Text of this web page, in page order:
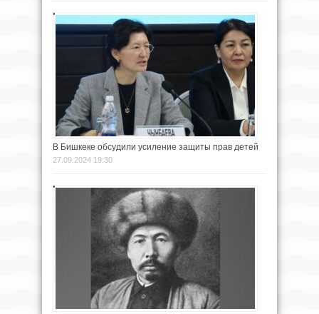
В Бишкеке обсудили усиление защиты прав детей
27.09.2024 19:30